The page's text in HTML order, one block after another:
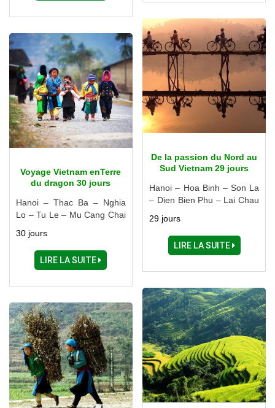
Doc - Ho Chi Minh Ville
De la passion du Nord au
Sud Vietnam 29 jours
Hanoi – Hoa Binh – Son La
– Dien Bien Phu – Lai Chau
Ninh Binh – Hue – Danang
– Hoi An – Pleiku – Buon
Ma Thuot – Nha Trang –
Ninh – Cu Chi – Can Tho –
Vinh Long – Ho Chi Minh
Ville
29 jours
LIRE LA SUITE
Voyage Vietnam enTerre
du dragon 30 jours
Hanoi – Thac Ba – Nghia
Lo – Tu Le – Mu Cang Chai
Giang – Cao Bang – Lang
Son – Halong – Hai Phong
– Nam Dinh – Ninh Binh –
My Tho – Can Tho – Chau
Doc – Ho Chi Minh Ville
30 jours
LIRE LA SUITE